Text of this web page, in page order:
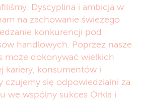
Dyscyplina i ambicja w
na zachowanie świeżego
konkurencji pod
handlowych. Poprzez nasze
może dokonywać wielkich
kariery, konsumentów i
czujemy się odpowiedzialni za
we wspólny sukces Orkla i